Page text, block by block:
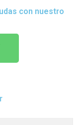
con nuestro